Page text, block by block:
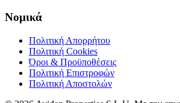
Νομικά
Πολιτική Απορρήτου
Πολιτική Cookies
Όροι & Προϋποθέσεις
Πολιτική Επιστροφών
Πολιτική Αποστολών